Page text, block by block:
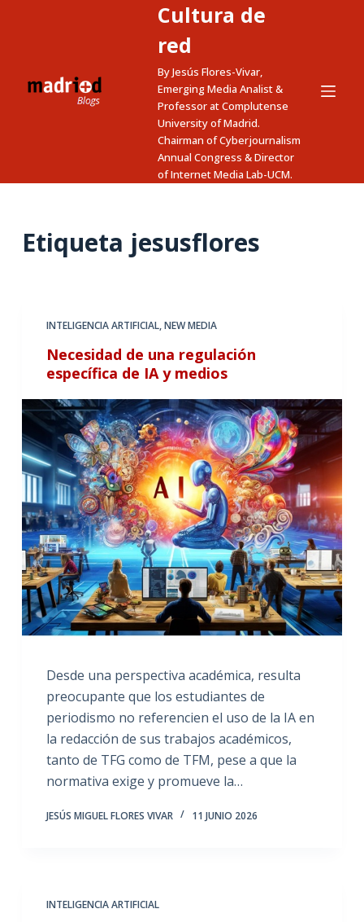
c
Cultura de
red
By Jesús Flores-Vivar,
Emerging Media Analist &
Professor at Complutense
University of Madrid.
Chairman of Cyberjournalism
Annual Congress & Director
of Internet Media Lab-UCM.
Etiqueta jesusflores
INTELIGENCIA ARTIFICIAL,NEW MEDIA
Necesidad de una regulación
específica de IA y medios
Desde una perspectiva académica, resulta
preocupante que los estudiantes de
periodismo no referencien el uso de la IA en
la redacción de sus trabajos académicos,
tanto de TFG como de TFM, pese a que la
normativa exige y promueve la…
JESÚS MIGUEL FLORES VIVAR 11 JUNIO 2026
INTELIGENCIA ARTIFICIAL